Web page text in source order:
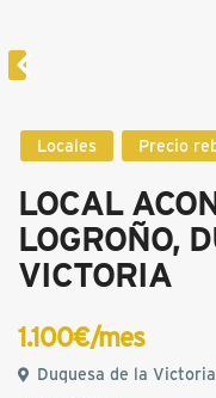
Locales Precio
LOCAL
LOGROÑO,
VICTORIA
1.100€/mes
Duquesa de la